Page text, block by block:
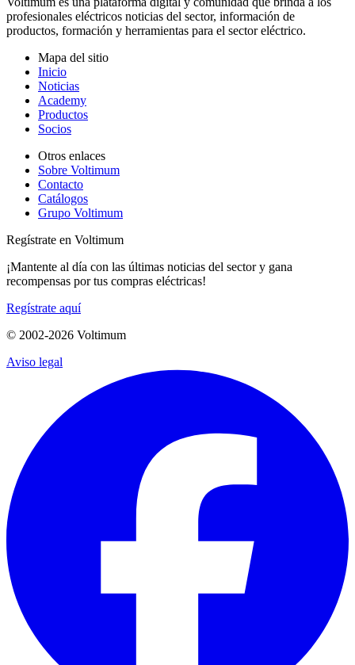
profesionales eléctricos noticias del sector, información de
productos, formación y herramientas para el sector eléctrico.
Mapa del sitio
Inicio
Noticias
Academy
Productos
Socios
Otros enlaces
Sobre Voltimum
Contacto
Catálogos
Grupo Voltimum
Regístrate en Voltimum
¡Mantente al día con las últimas noticias del sector y gana
recompensas por tus compras eléctricas!
Regístrate aquí
© 2002-2026 Voltimum
Aviso legal